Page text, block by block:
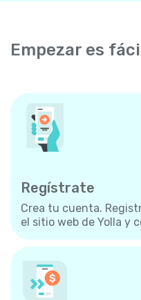
Empezar es
Regístrate
Crea tu cuenta.
el sitio web de Yolla y